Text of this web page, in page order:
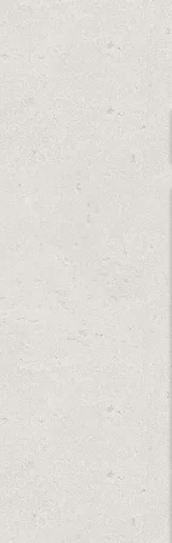
Skip to content